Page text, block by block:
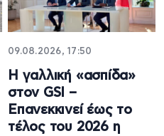
09.08.2026, 17:50
Η γαλλική «ασπίδα»
στον GSI –
Επανεκκινεί έως το
τέλος του 2026 η